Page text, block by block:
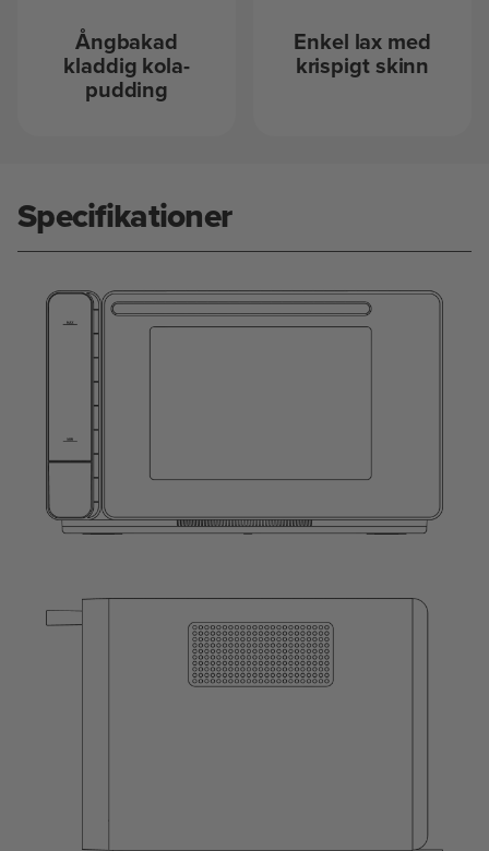
Ångbakad
kladdig kola-
pudding
Enkel lax med
krispigt skinn
Specifikationer